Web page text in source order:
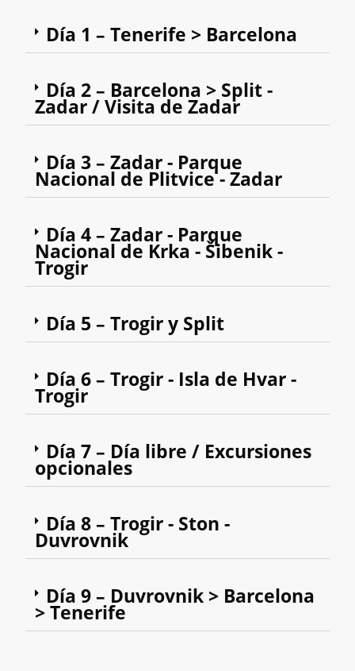
Día 1 – Tenerife > Barcelona
Día 2 – Barcelona > Split -
Zadar / Visita de Zadar
Día 3 – Zadar - Parque
Nacional de Plitvice - Zadar
Día 4 – Zadar - Parque
Nacional de Krka - Šibenik -
Trogir
Día 5 – Trogir y Split
Día 6 – Trogir - Isla de Hvar -
Trogir
Día 7 – Día libre / Excursiones
opcionales
Día 8 – Trogir - Ston -
Duvrovnik
Día 9 – Duvrovnik > Barcelona
> Tenerife